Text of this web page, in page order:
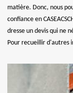
matière. Donc, nous
confiance en
dresse un devis qui ne
Pour recueillir d'autres